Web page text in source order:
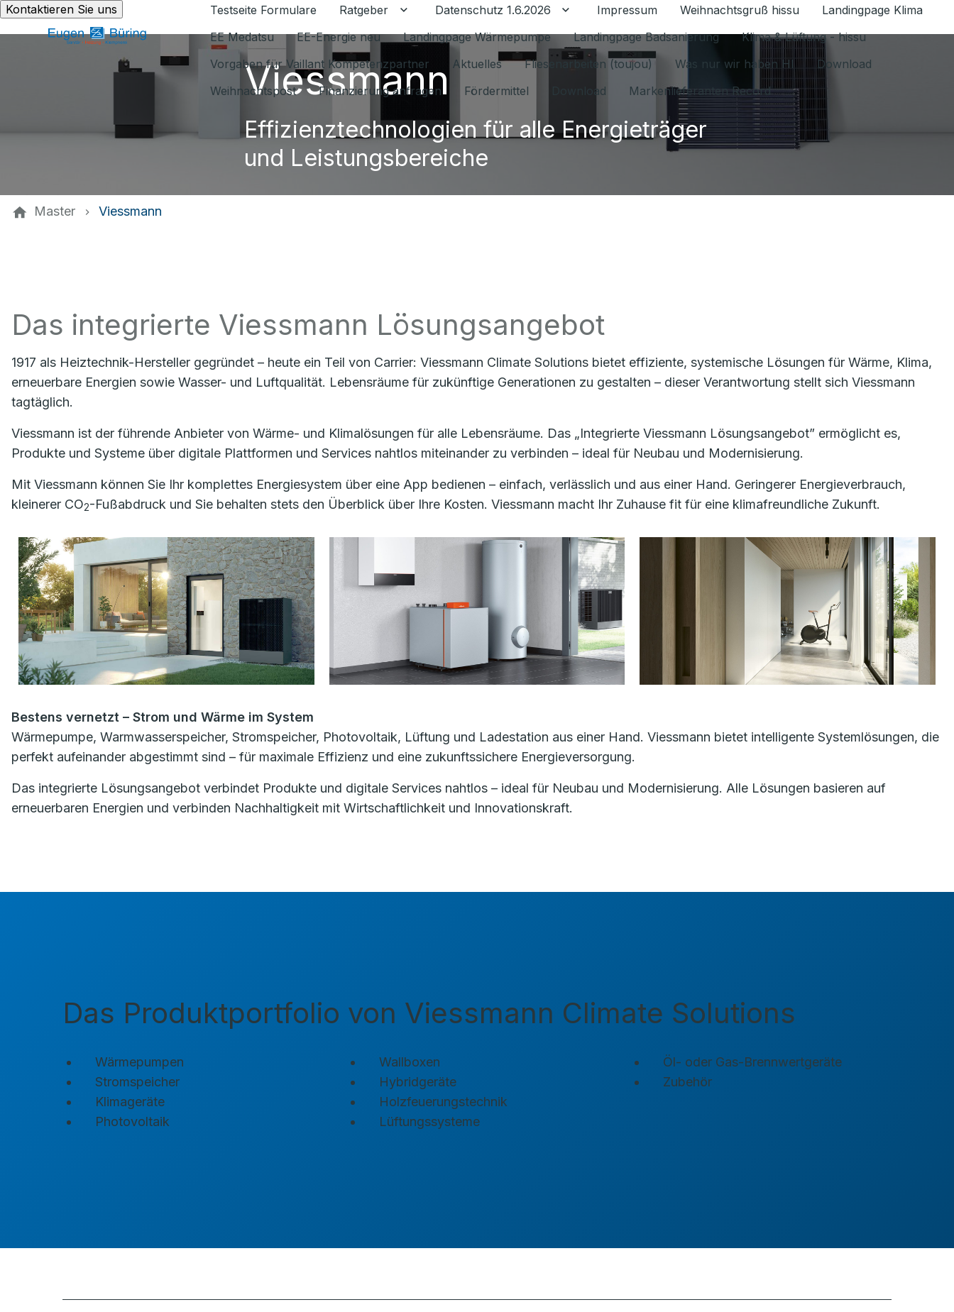
Kontaktieren Sie uns Testseite Formulare Ratgeber Untermenü für Ratgeber umschalten
Datenschutz 1.6.2026 Untermenü für Datenschutz 1.6.2026 umschalten
Impressum Weihnachtsgruß hissu
Landingpage Klima
EE Medatsu
EE-Energie neu Landingpage Wärmepumpe Landingpage Badsanierung
Klima & Lüftung - hissu
Vorgaben für Vaillant Kompetenzpartner
Aktuelles Fliesenarbeiten (toujou) Was nur wir haben HI
Download
Weihnachtspost
Finanzierung anfragen Fördermittel Download Markenlieferanten Record
Viessmann
Effizienztechnologien für alle Energieträger
und Leistungsbereiche
Master Viessmann
Das integrierte Viessmann Lösungsangebot
1917 als Heiztechnik-Hersteller gegründet – heute ein Teil von Carrier: Viessmann Climate Solutions bietet effiziente, systemische Lösungen für Wärme, Klima,
erneuerbare Energien sowie Wasser- und Luftqualität. Lebensräume für zukünftige Generationen zu gestalten – dieser Verantwortung stellt sich Viessmann
tagtäglich.
Viessmann ist der führende Anbieter von Wärme- und Klimalösungen für alle Lebensräume. Das „Integrierte Viessmann Lösungsangebot” ermöglicht es,
Produkte und Systeme über digitale Plattformen und Services nahtlos miteinander zu verbinden – ideal für Neubau und Modernisierung.
Mit Viessmann können Sie Ihr komplettes Energiesystem über eine App bedienen – einfach, verlässlich und aus einer Hand. Geringerer Energieverbrauch,
kleinerer CO2-Fußabdruck und Sie behalten stets den Überblick über Ihre Kosten. Viessmann macht Ihr Zuhause fit für eine klimafreundliche Zukunft.
Bestens vernetzt – Strom und Wärme im System
Wärmepumpe, Warmwasserspeicher, Stromspeicher, Photovoltaik, Lüftung und Ladestation aus einer Hand. Viessmann bietet intelligente Systemlösungen, die
perfekt aufeinander abgestimmt sind – für maximale Effizienz und eine zukunftssichere Energieversorgung.
Das integrierte Lösungsangebot verbindet Produkte und digitale Services nahtlos – ideal für Neubau und Modernisierung. Alle Lösungen basieren auf
erneuerbaren Energien und verbinden Nachhaltigkeit mit Wirtschaftlichkeit und Innovationskraft.
Das Produktportfolio von Viessmann Climate Solutions
Wärmepumpen
Stromspeicher
Klimageräte
Photovoltaik
Wallboxen
Hybridgeräte
Holzfeuerungstechnik
Lüftungssysteme
Öl- oder Gas-Brennwertgeräte
Zubehör